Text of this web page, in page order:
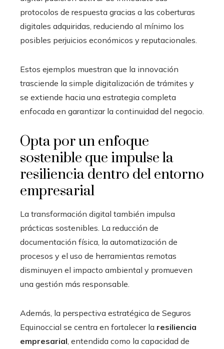
protocolos de respuesta gracias a las coberturas
digitales adquiridas, reduciendo al mínimo los
posibles perjuicios económicos y reputacionales.
Estos ejemplos muestran que la innovación
trasciende la simple digitalización de trámites y
se extiende hacia una estrategia completa
enfocada en garantizar la continuidad del negocio.
Opta por un enfoque
sostenible que impulse la
resiliencia dentro del entorno
empresarial
La transformación digital también impulsa
prácticas sostenibles. La reducción de
documentación física, la automatización de
procesos y el uso de herramientas remotas
disminuyen el impacto ambiental y promueven
una gestión más responsable.
Además, la perspectiva estratégica de Seguros
Equinoccial se centra en fortalecer la resiliencia
empresarial, entendida como la capacidad de